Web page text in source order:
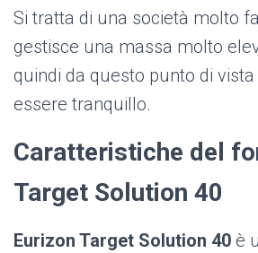
Si tratta di una società molto
gestisce una massa molto
quindi da questo punto di
essere tranquillo.
Caratteristiche del
Target Solution 40
Eurizon Target Solution 40 è